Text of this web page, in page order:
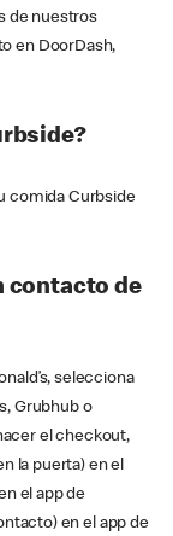
de nuestros
en DoorDash,
comida Curbside
contacto de
selecciona
Grubhub o
el checkout,
la puerta) en el
el app de
en el app de